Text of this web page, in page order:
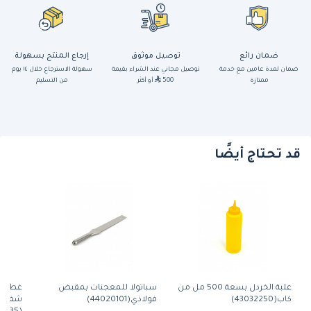
ضمان رائع
ضمان لمدة عامين مع خدمة
ممتازة
توصيل موثوق
توصيل مجاني عند الشراء بقيمة
500
أو أكثر
إرجاع المنتج بسهولة
سهولة الاسترجاع خلال ١٤ يوم
من التسليم
قد تحتاج أيضًا
علبة الخردل بسعة 500 مل من
كاب(43032250)
سباتولا للمعجنات بمقبض
فولاذي(44020101)
غطاء